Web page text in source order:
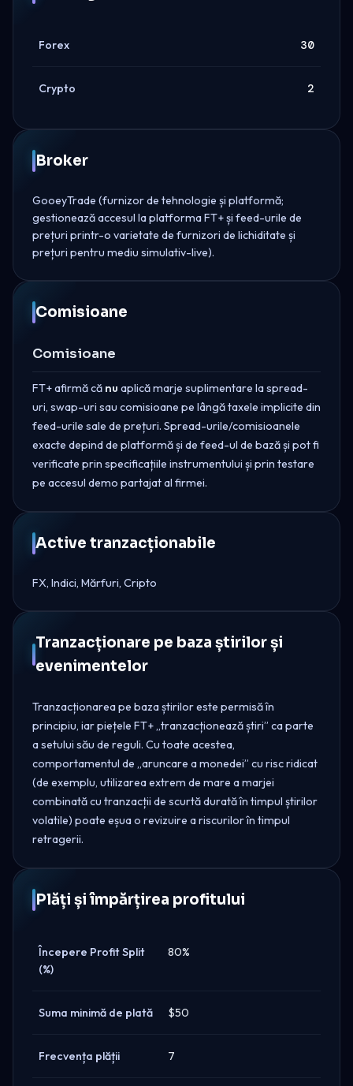
Forex 30
Crypto 2
Broker
GooeyTrade (furnizor de tehnologie și platformă;
gestionează accesul la platforma FT+ și feed-urile de
prețuri printr-o varietate de furnizori de lichiditate și
prețuri pentru mediu simulativ-live).
Comisioane
Comisioane
FT+ afirmă că nu aplică marje suplimentare la spread-
uri, swap-uri sau comisioane pe lângă taxele implicite din
feed-urile sale de prețuri. Spread-urile/comisioanele
exacte depind de platformă și de feed-ul de bază și pot fi
verificate prin specificațiile instrumentului și prin testare
pe accesul demo partajat al firmei.
Active tranzacționabile
FX, Indici, Mărfuri, Cripto
Tranzacționare pe baza știrilor și
evenimentelor
Tranzacționarea pe baza știrilor este permisă în
principiu, iar piețele FT+ „tranzacționează știri” ca parte
a setului său de reguli. Cu toate acestea,
comportamentul de „aruncare a monedei” cu risc ridicat
(de exemplu, utilizarea extrem de mare a marjei
combinată cu tranzacții de scurtă durată în timpul știrilor
volatile) poate eșua o revizuire a riscurilor în timpul
retragerii.
Plăți și împărțirea profitului
Începere Profit Split
(%)
80%
Suma minimă de plată $50
Frecvența plății 7